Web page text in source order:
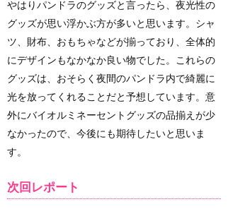
やはりパンドラのグッズと言ったら、夜光性の
グッズが思い浮かぶ方が多いと思います。シャ
ツ、財布、おもちゃなどが揃っており、全体的
にデザインもなかなか良い物でした。これらの
グッズは、おそらく夜間のパンドラ内で綺麗に
光を放ってくれることだと予想しています。意
外にバイオルミネーセントグッズの品揃えが少
なかったので、今後にも期待したいと思いま
す。
次回レポート